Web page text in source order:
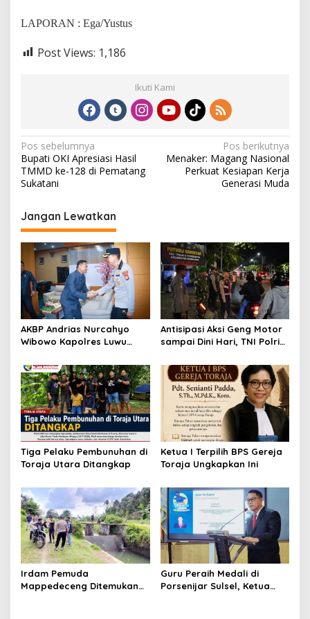
LAPORAN : Ega/Yustus
Post Views: 1,186
Ikuti Kami
N
a
v
i
g
a
s
i
p
o
s
Pos sebelumnya
Bupati OKI Apresiasi Hasil
TMMD ke-128 di Pematang
Sukatani
Pos berikutnya
Menaker: Magang Nasional
Perkuat Kesiapan Kerja
Generasi Muda
Jangan Lewatkan
AKBP Andrias Nurcahyo
Wibowo Kapolres Luwu
Silaturahmi Bangun Sinergi
Antisipasi Aksi Geng Motor
sampai Dini Hari, TNI Polri
Gabungan
Tiga Pelaku Pembunuhan di
Toraja Utara Ditangkap
Ketua I Terpilih BPS Gereja
Toraja Ungkapkan Ini
Irdam Pemuda
Mappedeceng Ditemukan
Guru Peraih Medali di
Porsenijar Sulsel, Ketua